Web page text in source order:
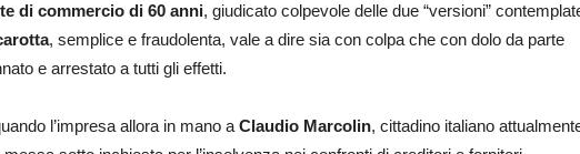
di commercio di 60 anni, giudicato colpevole delle due “versioni”
, semplice e fraudolenta, vale a dire sia con colpa che con dolo da parte
e arrestato a tutti gli effetti.
l’impresa allora in mano a Claudio Marcolin, cittadino italiano